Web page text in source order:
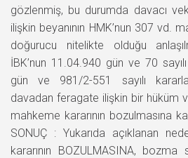
gözlenmiş, bu durumda davacı
ilişkin beyanının HMK’nun 307 vd.
doğurucu nitelikte olduğu
İBK’nun 11.04.940 gün ve 70
gün ve 981/2-551 sayılı
davadan feragate ilişkin bir hüküm
mahkeme kararının bozulmasına
SONUÇ : Yukarıda açıklanan
kararının BOZULMASINA,